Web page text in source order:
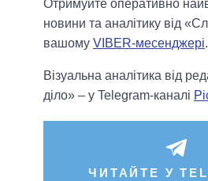
Отримуйте оперативно
новини та аналітику від
вашому VIBER-месенджері.
Візуальна аналітика від
діло» – у Telegram-каналі
ЧИТАЙТЕ У